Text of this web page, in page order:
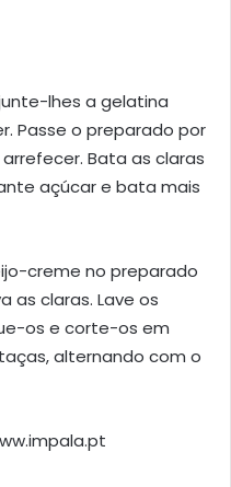
lhes a gelatina
Passe o preparado por
Bata as claras
açúcar e bata mais
creme no preparado
as claras. Lave os
os e corte-os em
alternando com o